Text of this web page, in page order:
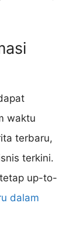
waktu
terbaru,
terkini.
up-to-
dalam